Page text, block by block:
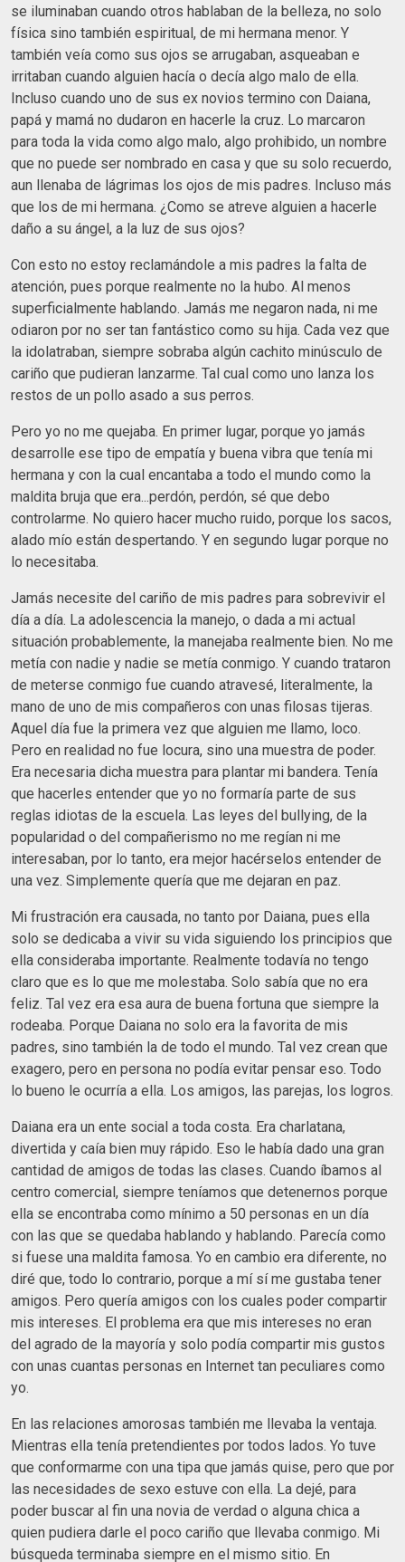
se iluminaban cuando otros hablaban de la belleza, no solo
física sino también espiritual, de mi hermana menor. Y
también veía como sus ojos se arrugaban, asqueaban e
irritaban cuando alguien hacía o decía algo malo de ella.
Incluso cuando uno de sus ex novios termino con Daiana,
papá y mamá no dudaron en hacerle la cruz. Lo marcaron
para toda la vida como algo malo, algo prohibido, un nombre
que no puede ser nombrado en casa y que su solo recuerdo,
aun llenaba de lágrimas los ojos de mis padres. Incluso más
que los de mi hermana. ¿Como se atreve alguien a hacerle
daño a su ángel, a la luz de sus ojos?
Con esto no estoy reclamándole a mis padres la falta de
atención, pues porque realmente no la hubo. Al menos
superficialmente hablando. Jamás me negaron nada, ni me
odiaron por no ser tan fantástico como su hija. Cada vez que
la idolatraban, siempre sobraba algún cachito minúsculo de
cariño que pudieran lanzarme. Tal cual como uno lanza los
restos de un pollo asado a sus perros.
Pero yo no me quejaba. En primer lugar, porque yo jamás
desarrolle ese tipo de empatía y buena vibra que tenía mi
hermana y con la cual encantaba a todo el mundo como la
maldita bruja que era...perdón, perdón, sé que debo
controlarme. No quiero hacer mucho ruido, porque los sacos,
alado mío están despertando. Y en segundo lugar porque no
lo necesitaba.
Jamás necesite del cariño de mis padres para sobrevivir el
día a día. La adolescencia la manejo, o dada a mi actual
situación probablemente, la manejaba realmente bien. No me
metía con nadie y nadie se metía conmigo. Y cuando trataron
de meterse conmigo fue cuando atravesé, literalmente, la
mano de uno de mis compañeros con unas filosas tijeras.
Aquel día fue la primera vez que alguien me llamo, loco.
Pero en realidad no fue locura, sino una muestra de poder.
Era necesaria dicha muestra para plantar mi bandera. Tenía
que hacerles entender que yo no formaría parte de sus
reglas idiotas de la escuela. Las leyes del bullying, de la
popularidad o del compañerismo no me regían ni me
interesaban, por lo tanto, era mejor hacérselos entender de
una vez. Simplemente quería que me dejaran en paz.
Mi frustración era causada, no tanto por Daiana, pues ella
solo se dedicaba a vivir su vida siguiendo los principios que
ella consideraba importante. Realmente todavía no tengo
claro que es lo que me molestaba. Solo sabía que no era
feliz. Tal vez era esa aura de buena fortuna que siempre la
rodeaba. Porque Daiana no solo era la favorita de mis
padres, sino también la de todo el mundo. Tal vez crean que
exagero, pero en persona no podía evitar pensar eso. Todo
lo bueno le ocurría a ella. Los amigos, las parejas, los logros.
Daiana era un ente social a toda costa. Era charlatana,
divertida y caía bien muy rápido. Eso le había dado una gran
cantidad de amigos de todas las clases. Cuando íbamos al
centro comercial, siempre teníamos que detenernos porque
ella se encontraba como mínimo a 50 personas en un día
con las que se quedaba hablando y hablando. Parecía como
si fuese una maldita famosa. Yo en cambio era diferente, no
diré que, todo lo contrario, porque a mí sí me gustaba tener
amigos. Pero quería amigos con los cuales poder compartir
mis intereses. El problema era que mis intereses no eran
del agrado de la mayoría y solo podía compartir mis gustos
con unas cuantas personas en Internet tan peculiares como
yo.
En las relaciones amorosas también me llevaba la ventaja.
Mientras ella tenía pretendientes por todos lados. Yo tuve
que conformarme con una tipa que jamás quise, pero que por
las necesidades de sexo estuve con ella. La dejé, para
poder buscar al fin una novia de verdad o alguna chica a
quien pudiera darle el poco cariño que llevaba conmigo. Mi
búsqueda terminaba siempre en el mismo sitio. En